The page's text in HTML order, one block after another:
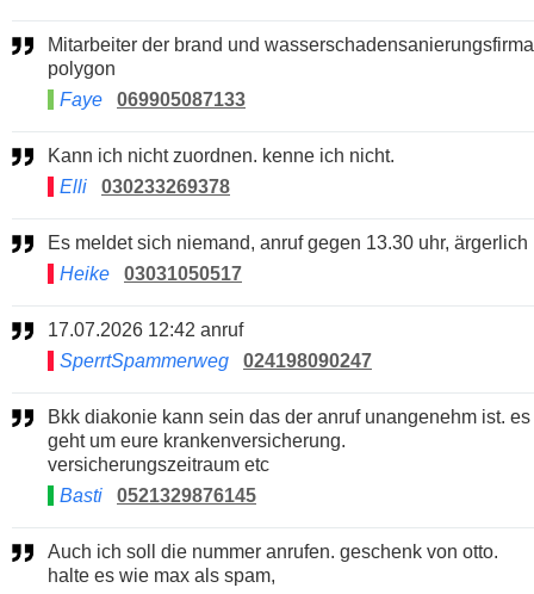
Mitarbeiter der brand und wasserschadensanierungsfirma
polygon
Faye
069905087133
Kann ich nicht zuordnen. kenne ich nicht.
Elli
030233269378
Es meldet sich niemand, anruf gegen 13.30 uhr, ärgerlich
Heike
03031050517
17.07.2026 12:42 anruf
SperrtSpammerweg
024198090247
Bkk diakonie kann sein das der anruf unangenehm ist. es
geht um eure krankenversicherung.
versicherungszeitraum etc
Basti
0521329876145
Auch ich soll die nummer anrufen. geschenk von otto.
halte es wie max als spam,